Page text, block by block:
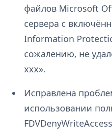
файлов Microsoft
сервера с
Information
сожалению, не
xxx».
Исправлена
использовании